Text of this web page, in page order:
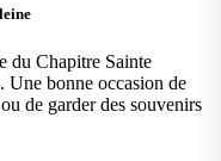
du Chapitre Sainte
Une bonne occasion de
de garder des souvenirs